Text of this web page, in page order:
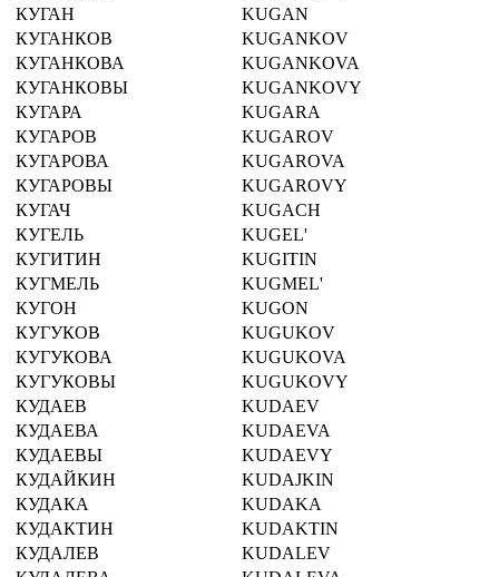
КУГАН
KUGAN
КУГАНКОВ
KUGANKOV
КУГАНКОВА
KUGANKOVA
КУГАНКОВЫ
KUGANKOVY
КУГАРА
KUGARA
КУГАРОВ
KUGAROV
КУГАРОВА
KUGAROVA
КУГАРОВЫ
KUGAROVY
КУГАЧ
KUGACH
КУГЕЛЬ
KUGEL'
КУГИТИН
KUGITIN
КУГМЕЛЬ
KUGMEL'
КУГОН
KUGON
КУГУКОВ
KUGUKOV
КУГУКОВА
KUGUKOVA
КУГУКОВЫ
KUGUKOVY
КУДАЕВ
KUDAEV
КУДАЕВА
KUDAEVA
КУДАЕВЫ
KUDAEVY
КУДАЙКИН
KUDAJKIN
КУДАКА
KUDAKA
КУДАКТИН
KUDAKTIN
КУДАЛЕВ
KUDALEV